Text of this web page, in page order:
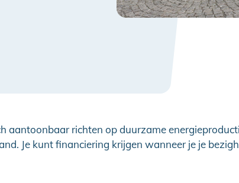
aantoonbaar richten op duurzame
Je kunt financiering krijgen wanneer je je